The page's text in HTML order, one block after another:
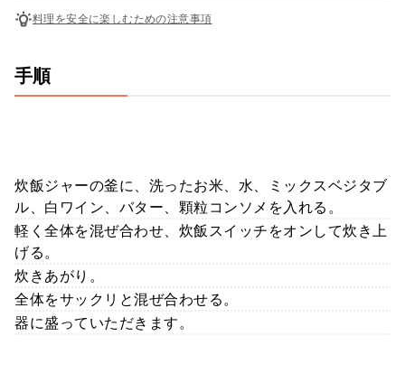
料理を安全に楽しむための注意事項
手順
炊飯ジャーの釜に、洗ったお米、水、ミックスベジタブ
ル、白ワイン、バター、顆粒コンソメを入れる。
軽く全体を混ぜ合わせ、炊飯スイッチをオンして炊き上
げる。
炊きあがり。
全体をサックリと混ぜ合わせる。
器に盛っていただきます。